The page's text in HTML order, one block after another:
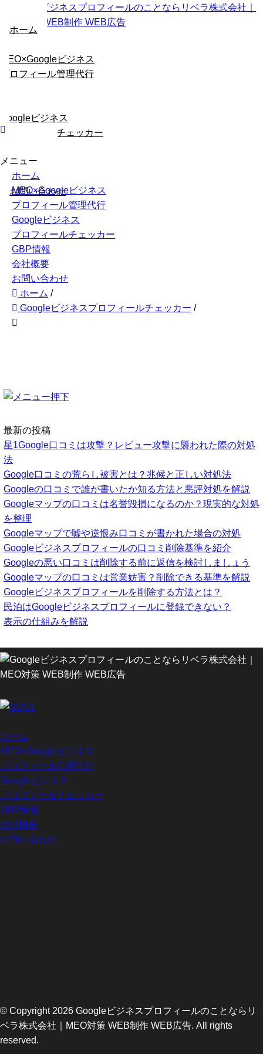
ホーム
MEO×Googleビジネス
プロフィール管理代行
Googleビジネス
プロフィールチェッカー
GBP情報
会社概要
お問い合わせ
メニュー
ホーム
MEO×Googleビジネス
プロフィール管理代行
Googleビジネス
プロフィールチェッカー
GBP情報
会社概要
お問い合わせ
ホーム /
Googleビジネスプロフィールチェッカー /
最新の投稿
星1Google口コミは攻撃？レビュー攻撃に襲われた際の対処
法
Google口コミの荒らし被害とは？兆候と正しい対処法
Googleの口コミで誰が書いたか知る方法と悪評対処を解説
Googleマップの口コミは名誉毀損になるのか？現実的な対処
を整理
Googleマップで嘘や逆恨み口コミが書かれた場合の対処
Googleビジネスプロフィールの口コミ削除基準を紹介
Googleの悪い口コミは削除する前に返信を検討しましょう
Googleマップの口コミは営業妨害？削除できる基準を解説
Googleビジネスプロフィールを削除する方法とは？
民泊はGoogleビジネスプロフィールに登録できない？
表示の仕組みを解説
ホーム
MEO×Googleビジネス
プロフィール管理代行
Googleビジネス
プロフィールチェッカー
GBP情報
会社概要
お問い合わせ
© Copyright 2026 Googleビジネスプロフィールのことならリ
ベラ株式会社｜MEO対策 WEB制作 WEB広告. All rights
reserved.